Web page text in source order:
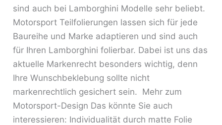
sind auch bei Lamborghini Modelle sehr beliebt.
Motorsport Teilfolierungen lassen sich für jede
Baureihe und Marke adaptieren und sind auch
für Ihren Lamborghini folierbar. Dabei ist uns das
aktuelle Markenrecht besonders wichtig, denn
Ihre Wunschbeklebung sollte nicht
markenrechtlich gesichert sein. Mehr zum
Motorsport-Design Das könnte Sie auch
interessieren: Individualität durch matte Folie